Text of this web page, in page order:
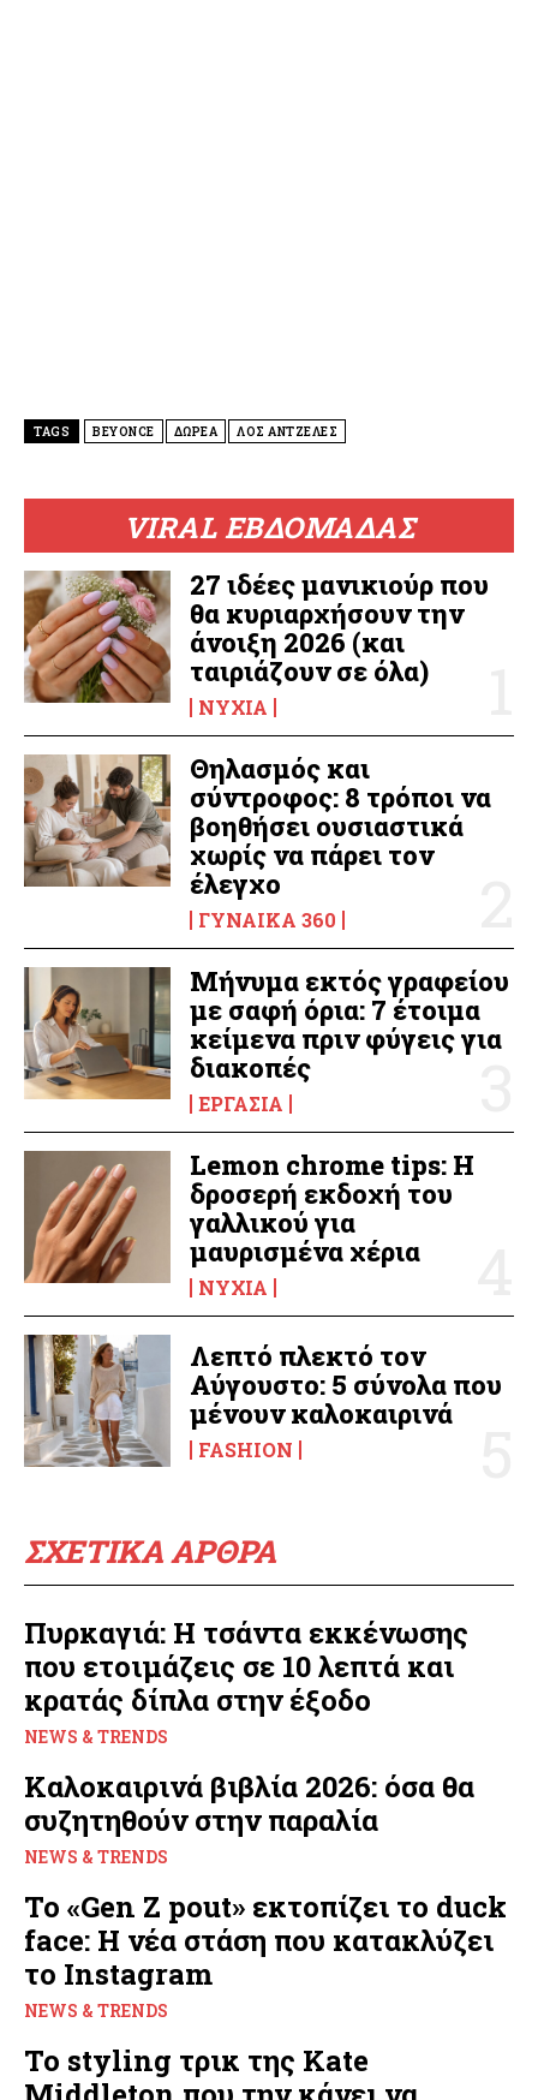
VIRAL ΕΒΔΟΜΑΔΑΣ
27 ιδέες μανικιούρ που
θα κυριαρχήσουν την
άνοιξη 2026 (και
ταιριάζουν σε όλα)
ΝΎΧΙΑ
Θηλασμός και
σύντροφος: 8 τρόποι να
βοηθήσει ουσιαστικά
χωρίς να πάρει τον
έλεγχο
ΓΥΝΑΊΚΑ 360
Μήνυμα εκτός γραφείου
με σαφή όρια: 7 έτοιμα
κείμενα πριν φύγεις για
διακοπές
ΕΡΓΑΣΊΑ
Lemon chrome tips: Η
δροσερή εκδοχή του
γαλλικού για
μαυρισμένα χέρια
ΝΎΧΙΑ
Λεπτό πλεκτό τον
Αύγουστο: 5 σύνολα που
μένουν καλοκαιρινά
FASHION
ΣΧΕΤΙΚΑ ΑΡΘΡΑ
Πυρκαγιά: Η τσάντα εκκένωσης
που ετοιμάζεις σε 10 λεπτά και
κρατάς δίπλα στην έξοδο
NEWS & TRENDS
Καλοκαιρινά βιβλία 2026: όσα θα
συζητηθούν στην παραλία
NEWS & TRENDS
Το «Gen Z pout» εκτοπίζει το duck
face: Η νέα στάση που κατακλύζει
το Instagram
NEWS & TRENDS
Το styling τρικ της Kate
TAGS BEYONCE ΔΩΡΕΑ ΛΟΣ ΑΝΤΖΕΛΕΣ